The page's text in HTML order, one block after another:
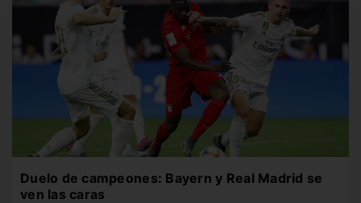
Duelo de campeones: Bayern y Real Madrid se
ven las caras